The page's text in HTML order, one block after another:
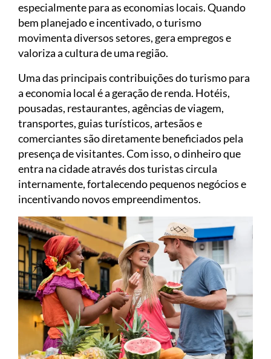
especialmente para as economias locais. Quando
bem planejado e incentivado, o turismo
movimenta diversos setores, gera empregos e
valoriza a cultura de uma região.
Uma das principais contribuições do turismo para
a economia local é a geração de renda. Hotéis,
pousadas, restaurantes, agências de viagem,
transportes, guias turísticos, artesãos e
comerciantes são diretamente beneficiados pela
presença de visitantes. Com isso, o dinheiro que
entra na cidade através dos turistas circula
internamente, fortalecendo pequenos negócios e
incentivando novos empreendimentos.